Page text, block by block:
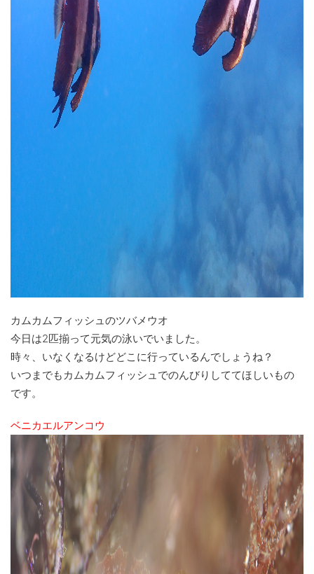
カムカムフィッシュのツバメウオ
今日は2匹揃って元気の泳いでいました。
時々、いなくなるけどどこに行っているんでしょうね？
いつまでもカムカムフィッシュでのんびりしててほしいもの
です。
ベニカエルアンコウ